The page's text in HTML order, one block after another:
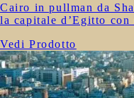
Cairo in pullman da
la capitale d’Egitto
Vedi Prodotto